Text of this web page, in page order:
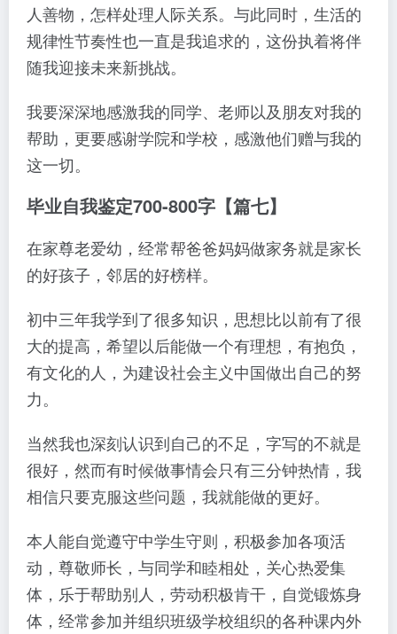
人善物，怎样处理人际关系。与此同时，生活的
规律性节奏性也一直是我追求的，这份执着将伴
随我迎接未来新挑战。
我要深深地感激我的同学、老师以及朋友对我的
帮助，更要感谢学院和学校，感激他们赠与我的
这一切。
毕业自我鉴定700-800字【篇七】
在家尊老爱幼，经常帮爸爸妈妈做家务就是家长
的好孩子，邻居的好榜样。
初中三年我学到了很多知识，思想比以前有了很
大的提高，希望以后能做一个有理想，有抱负，
有文化的人，为建设社会主义中国做出自己的努
力。
当然我也深刻认识到自己的不足，字写的不就是
很好，然而有时候做事情会只有三分钟热情，我
相信只要克服这些问题，我就能做的更好。
本人能自觉遵守中学生守则，积极参加各项活
动，尊敬师长，与同学和睦相处，关心热爱集
体，乐于帮助别人，劳动积极肯干，自觉锻炼身
体，经常参加并组织班级学校组织的各种课内外